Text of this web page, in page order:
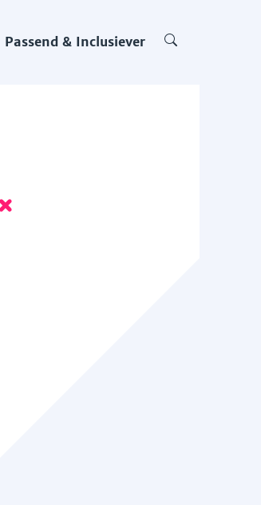
Passend & Inclusiever